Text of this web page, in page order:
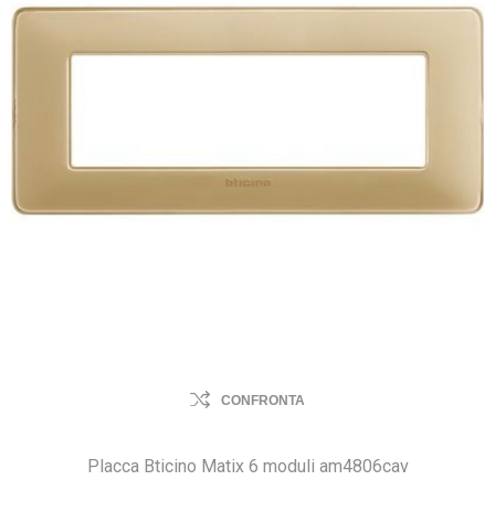
CONFRONTA
Placca Bticino Matix 6 moduli am4806cav